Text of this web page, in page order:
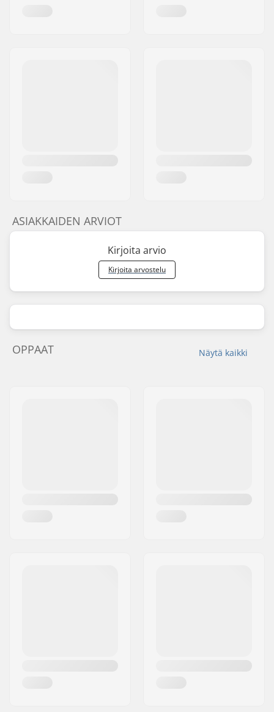
ASIAKKAIDEN ARVIOT
Kirjoita arvio
Kirjoita arvostelu
Näytä kaikki
OPPAAT